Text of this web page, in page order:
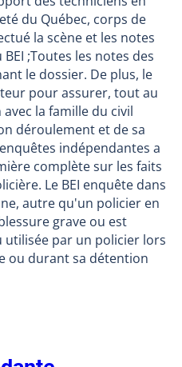
du Québec, corps de
la scène et les notes
;Toutes les notes des
le dossier. De plus, le
pour assurer, tout au
la famille du civil
déroulement et de sa
indépendantes a
complète sur les faits
Le BEI enquête dans
autre qu'un policier en
grave ou est
utilisée par un policier lors
ou durant sa détention